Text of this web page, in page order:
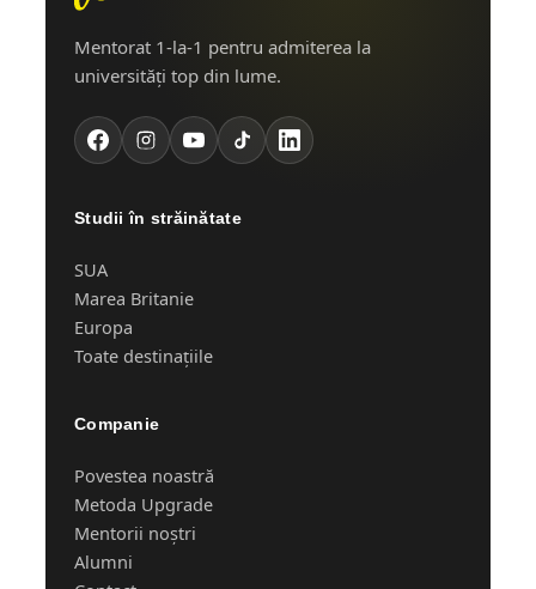
Mentorat 1-la-1 pentru admiterea la
universități top din lume.
Studii în străinătate
SUA
Marea Britanie
Europa
Toate destinațiile
Companie
Povestea noastră
Metoda Upgrade
Mentorii noștri
Alumni